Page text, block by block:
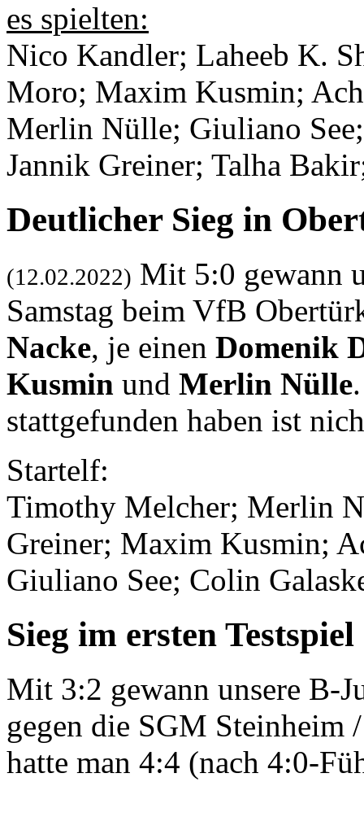
es spielten:
Nico Kandler; Laheeb K.
Moro; Maxim Kusmin;
Merlin Nülle; Giuliano
Jannik Greiner; Talha
Deutlicher Sieg in
(12.02.2022) Mit 5:0 gewann
Samstag beim VfB
Nacke, je einen Domenik
Kusmin und Merlin Nülle
stattgefunden haben ist
Startelf:
Timothy Melcher; Merlin
Greiner; Maxim Kusmin;
Giuliano See; Colin
Sieg im ersten Testspiel
Mit 3:2 gewann unsere B-
gegen die SGM Steinheim
hatte man 4:4 (nach 4:0-